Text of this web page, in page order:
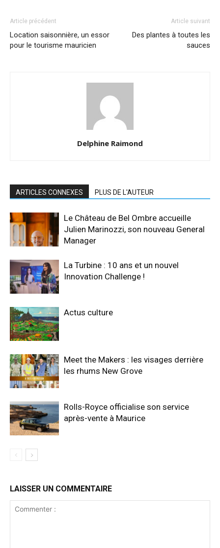
Article précédent
Location saisonnière, un essor
pour le tourisme mauricien
Article suivant
Des plantes à toutes les
sauces
Delphine Raimond
ARTICLES CONNEXES PLUS DE L'AUTEUR
Le Château de Bel Ombre accueille
Julien Marinozzi, son nouveau General
Manager
La Turbine : 10 ans et un nouvel
Innovation Challenge !
Actus culture
Meet the Makers : les visages derrière
les rhums New Grove
Rolls-Royce officialise son service
après-vente à Maurice
LAISSER UN COMMENTAIRE